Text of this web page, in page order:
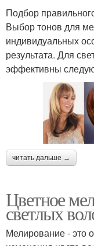
Подбор
Выбор тонов для
индивидуальных
результата. Для
эффективны
читать дальше →
Цветное
светлых
Мелирование - это